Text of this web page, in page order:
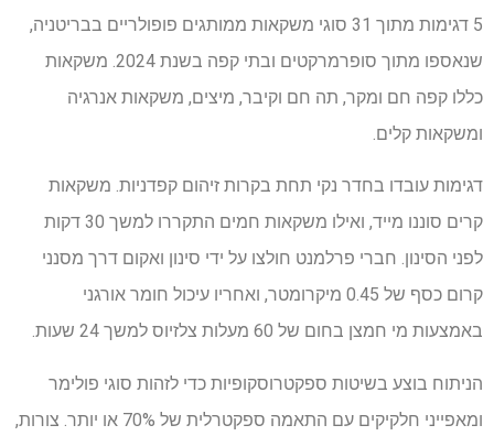
5 דגימות מתוך 31 סוגי משקאות ממותגים פופולריים בבריטניה,
שנאספו מתוך סופרמרקטים ובתי קפה בשנת 2024. משקאות
כללו קפה חם ומקר, תה חם וקיבר, מיצים, משקאות אנרגיה
ומשקאות קלים.
דגימות עובדו בחדר נקי תחת בקרות זיהום קפדניות. משקאות
קרים סוננו מייד, ואילו משקאות חמים התקררו למשך 30 דקות
לפני הסינון. חברי פרלמנט חולצו על ידי סינון ואקום דרך מסנני
קרום כסף של 0.45 מיקרומטר, ואחריו עיכול חומר אורגני
באמצעות מי חמצן בחום של 60 מעלות צלזיוס למשך 24 שעות.
הניתוח בוצע בשיטות ספקטרוסקופיות כדי לזהות סוגי פולימר
ומאפייני חלקיקים עם התאמה ספקטרלית של 70% או יותר. צורות,